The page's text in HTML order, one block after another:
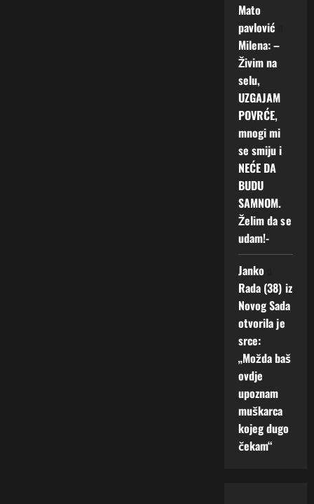
Mato
pavlović
Milena: –
Živim na
selu,
UZGAJAM
POVRĆE,
mnogi mi
se smiju i
NEĆE DA
BUDU
SAMNOM.
Želim da se
udam!-
Janko
Rada (38) iz
Novog Sada
otvorila je
srce:
„Možda baš
ovdje
upoznam
muškarca
kojeg dugo
čekam“